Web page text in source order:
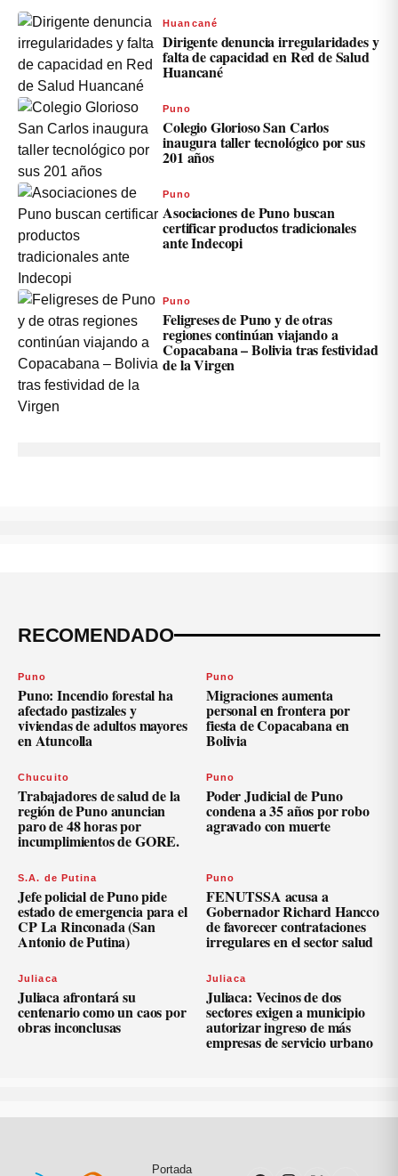
Huancané
Dirigente denuncia irregularidades y
falta de capacidad en Red de Salud
Huancané
Puno
Colegio Glorioso San Carlos
inaugura taller tecnológico por sus
201 años
Puno
Asociaciones de Puno buscan
certificar productos tradicionales
ante Indecopi
Puno
Feligreses de Puno y de otras
regiones continúan viajando a
Copacabana – Bolivia tras festividad
de la Virgen
RECOMENDADO
Puno
Puno: Incendio forestal ha
afectado pastizales y
viviendas de adultos mayores
en Atuncolla
Puno
Migraciones aumenta
personal en frontera por
fiesta de Copacabana en
Bolivia
Chucuito
Trabajadores de salud de la
región de Puno anuncian
paro de 48 horas por
incumplimientos de GORE.
Puno
Poder Judicial de Puno
condena a 35 años por robo
agravado con muerte
S.A. de Putina
Jefe policial de Puno pide
estado de emergencia para el
CP La Rinconada (San
Antonio de Putina)
Puno
FENUTSSA acusa a
Gobernador Richard Hancco
de favorecer contrataciones
irregulares en el sector salud
Juliaca
Juliaca afrontará su
centenario como un caos por
obras inconclusas
Juliaca
Juliaca: Vecinos de dos
sectores exigen a municipio
autorizar ingreso de más
empresas de servicio urbano
Portada